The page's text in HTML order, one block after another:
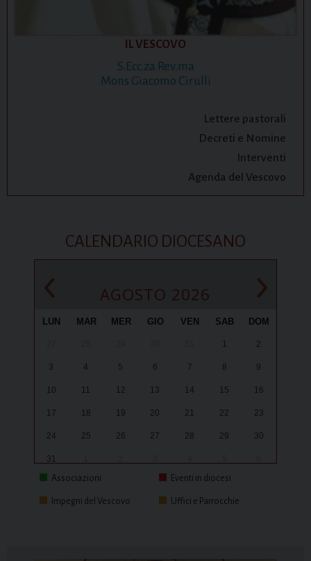
IL VESCOVO
S.Ecc.za Rev.ma
Mons Giacomo Cirulli
Lettere pastorali
Decreti e Nomine
Interventi
Agenda del Vescovo
CALENDARIO DIOCESANO
‹ AGOSTO 2026 ›
LUN MAR MER GIO VEN SAB DOM
1 2
3 4 5 6 7 8 9
10 11 12 13 14 15 16
17 18 19 20 21 22 23
24 25 26 27 28 29 30
31
Associazioni
Eventi in diocesi
Impegni del Vescovo Uffici e Parrocchie